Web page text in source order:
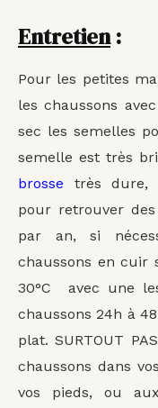
Entretien:
Pour les petites
les chaussons
sec les semelles
semelle est très
brosse très dure,
pour retrouver
par an, si
chaussons en cuir
30°C avec une
chaussons 24h à
plat. SURTOUT
chaussons dans
vos pieds, ou